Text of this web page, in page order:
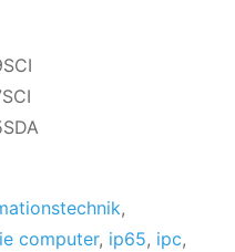
,
computer, ip65, ipc,